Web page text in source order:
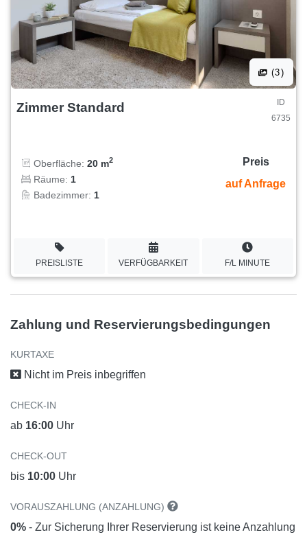
(3)
Zimmer Standard
ID
6735
Oberfläche: 20 m2
Räume: 1
Badezimmer: 1
Preis
auf Anfrage
PREISLISTE VERFÜGBARKEIT F/L MINUTE
Zahlung und Reservierungsbedingungen
KURTAXE
Nicht im Preis inbegriffen
CHECK-IN
ab 16:00 Uhr
CHECK-OUT
bis 10:00 Uhr
VORAUSZAHLUNG (ANZAHLUNG)
0% - Zur Sicherung Ihrer Reservierung ist keine Anzahlung